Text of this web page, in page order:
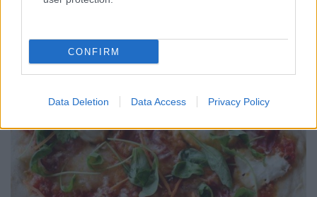
CONFIRM
Data Deletion Data Access Privacy Policy